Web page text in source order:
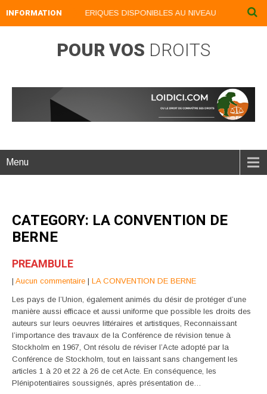
INFORMATION
NOS LIVRES NUMERIQUES DISPONIBLES AU NIVEAU DU MENU
POUR VOS DROITS
Menu
CATEGORY: LA CONVENTION DE
BERNE
PREAMBULE
| Aucun commentaire | LA CONVENTION DE BERNE
Les pays de l’Union, également animés du désir de protéger d’une
manière aussi efficace et aussi uniforme que possible les droits des
auteurs sur leurs oeuvres littéraires et artistiques, Reconnaissant
l’importance des travaux de la Conférence de révision tenue à
Stockholm en 1967, Ont résolu de réviser l’Acte adopté par la
Conférence de Stockholm, tout en laissant sans changement les
articles 1 à 20 et 22 à 26 de cet Acte. En conséquence, les
Plénipotentiaires soussignés, après présentation de…